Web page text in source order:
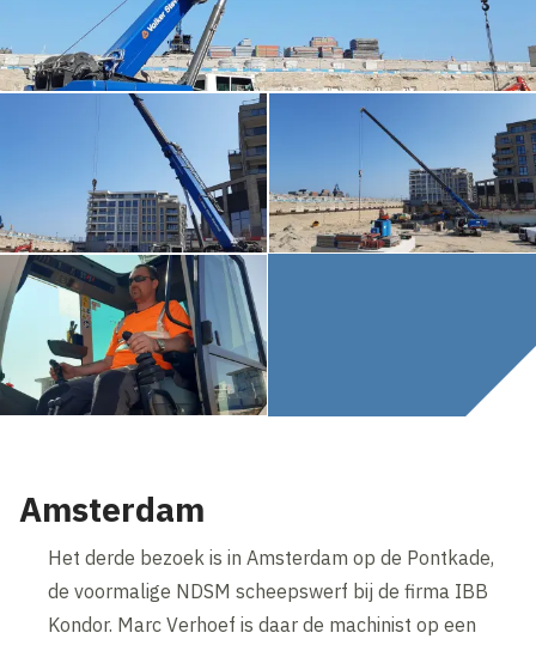
Amsterdam
Het derde bezoek is in Amsterdam op de Pontkade,
de voormalige NDSM scheepswerf bij de firma IBB
Kondor. Marc Verhoef is daar de machinist op een